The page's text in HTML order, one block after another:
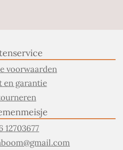
voorwaarden
en garantie
12703677